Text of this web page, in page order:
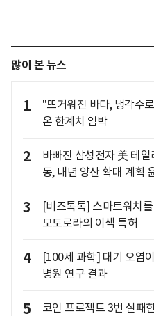
많이 본 뉴스
1
"뜨거워진 바다, 냉각수
온 한계치 임박
2
바빠진 삼성전자 美 테
동, 내년 양산 확대 계획
3
[비즈톡톡] 스마트워치
모토로라의 이색 특허
4
[100세 과학] 대기 오염
병원 연구 결과
5 코인 프로젝트 3번 실패